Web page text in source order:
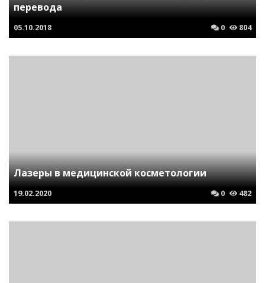
перевода
05.10.2018 0 804
Лазеры в медицинской косметологии
19.02.2020 0 482